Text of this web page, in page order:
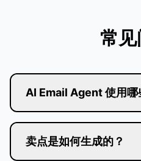
常
AI Email Agent 使用哪
卖点是如何生成的？